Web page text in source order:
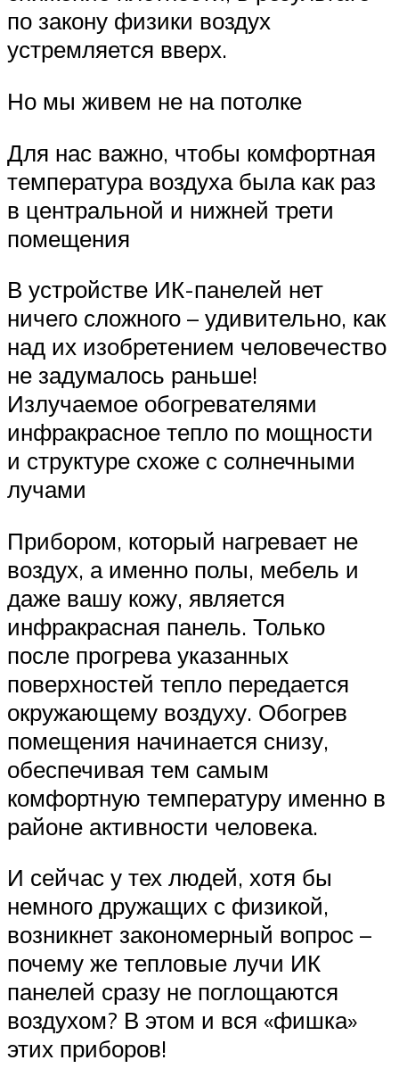
по закону физики воздух
устремляется вверх.
Но мы живем не на потолке
Для нас важно, чтобы комфортная
температура воздуха была как раз
в центральной и нижней трети
помещения
В устройстве ИК-панелей нет
ничего сложного – удивительно, как
над их изобретением человечество
не задумалось раньше!
Излучаемое обогревателями
инфракрасное тепло по мощности
и структуре схоже с солнечными
лучами
Прибором, который нагревает не
воздух, а именно полы, мебель и
даже вашу кожу, является
инфракрасная панель. Только
после прогрева указанных
поверхностей тепло передается
окружающему воздуху. Обогрев
помещения начинается снизу,
обеспечивая тем самым
комфортную температуру именно в
районе активности человека.
И сейчас у тех людей, хотя бы
немного дружащих с физикой,
возникнет закономерный вопрос –
почему же тепловые лучи ИК
панелей сразу не поглощаются
воздухом? В этом и вся «фишка»
этих приборов!